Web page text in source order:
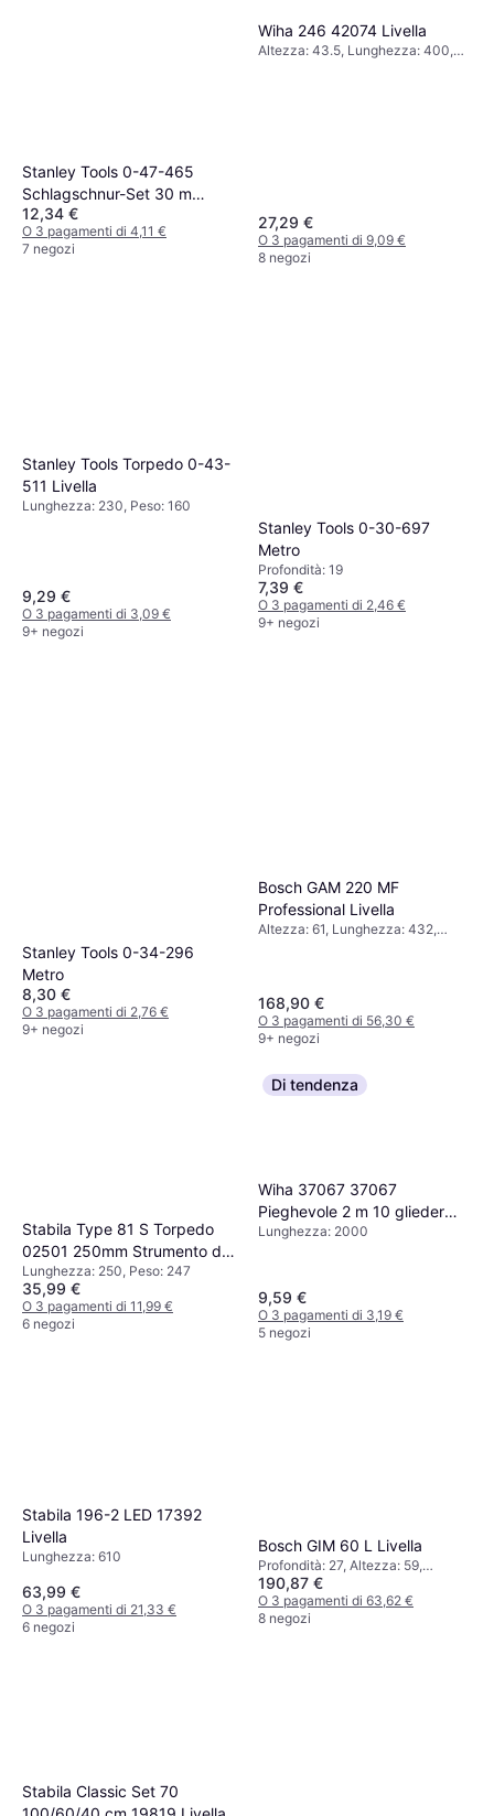
Stanley Tools 0-47-465
Schlagschnur-Set 30 m
Metro
12,34 €
O 3 pagamenti di 4,11 €
7 negozi
Wiha 246 42074 Livella
Altezza: 43.5, Lunghezza: 400,
27,29 €
O 3 pagamenti di 9,09 €
8 negozi
Stanley Tools Torpedo 0-43-
511 Livella
Lunghezza: 230, Peso: 160
9,29 €
O 3 pagamenti di 3,09 €
9+ negozi
Stanley Tools 0-30-697
Metro
Profondità: 19
7,39 €
O 3 pagamenti di 2,46 €
9+ negozi
Stanley Tools 0-34-296
Metro
8,30 €
O 3 pagamenti di 2,76 €
9+ negozi
Bosch GAM 220 MF
Professional Livella
Altezza: 61, Lunghezza: 432,
168,90 €
O 3 pagamenti di 56,30 €
9+ negozi
Stabila Type 81 S Torpedo
02501 250mm Strumento di
misurazione
Lunghezza: 250, Peso: 247
35,99 €
O 3 pagamenti di 11,99 €
6 negozi
Di tendenza
Wiha 37067 37067
Pieghevole 2 m 10 glieder
Metro a squadra
Lunghezza: 2000
9,59 €
O 3 pagamenti di 3,19 €
5 negozi
Stabila 196-2 LED 17392
Livella
Lunghezza: 610
63,99 €
O 3 pagamenti di 21,33 €
6 negozi
Bosch GIM 60 L Livella
Profondità: 27, Altezza: 59,
Lunghezza: 600, Peso: 900
190,87 €
O 3 pagamenti di 63,62 €
8 negozi
Stabila Classic Set 70